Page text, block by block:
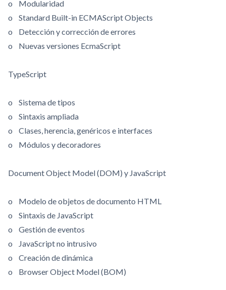
o Modularidad
o Standard Built-in ECMAScript Objects
o Detección y corrección de errores
o Nuevas versiones EcmaScript
TypeScript
o Sistema de tipos
o Sintaxis ampliada
o Clases, herencia, genéricos e interfaces
o Módulos y decoradores
Document Object Model (DOM) y JavaScript
o Modelo de objetos de documento HTML
o Sintaxis de JavaScript
o Gestión de eventos
o JavaScript no intrusivo
o Creación de dinámica
o Browser Object Model (BOM)